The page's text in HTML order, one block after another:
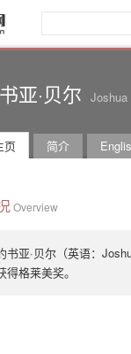
亚·贝尔 Joshua
页 简介
Overview
书亚·贝尔（英语：
得格莱美奖。